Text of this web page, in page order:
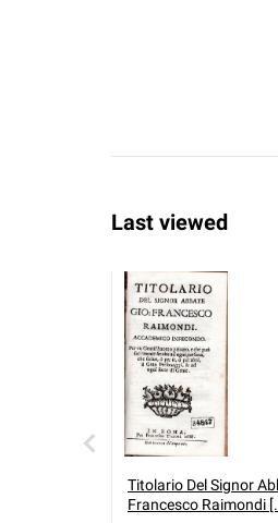
Last viewed
Titolario Del Signor
Francesco Raimondi